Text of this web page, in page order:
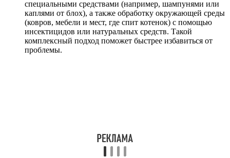
специальными средствами (например, шампунями или
каплями от блох), а также обработку окружающей среды
(ковров, мебели и мест, где спит котенок) с помощью
инсектицидов или натуральных средств. Такой
комплексный подход поможет быстрее избавиться от
проблемы.